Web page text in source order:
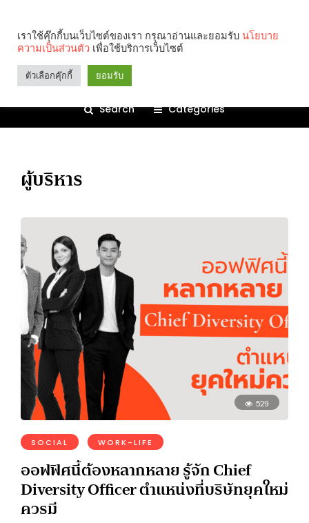
Search Categories
ผู้บริหาร
529
SOCIAL WORK-LIFE
ออฟฟิศนี้ต้องหลากหลาย รู้จัก Chief
Diversity Officer ตำแหน่งที่บริษัทยุคใหม่
ควรมี
เราใช้คุ๊กกี้บนเว็บไซต์ของเรา กรุณาอ่านและยอมรับ นโยบาย
ความเป็นส่วนตัว เพื่อใช้บริการเว็บไซต์
ตัวเลือกคุ๊กกี้ ยอมรับ